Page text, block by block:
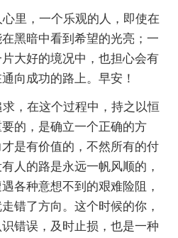
里，一个乐观的人，即使在
黑暗中看到希望的光亮；一
大好的境况中，也担心会有
向成功的路上。早安！
，在这个过程中，持之以恒
的，是确立一个正确的方
是有价值的，不然所有的付
人的路是永远一帆风顺的，
各种意想不到的艰难险阻，
错了方向。这个时候的你，
错误，及时止损，也是一种